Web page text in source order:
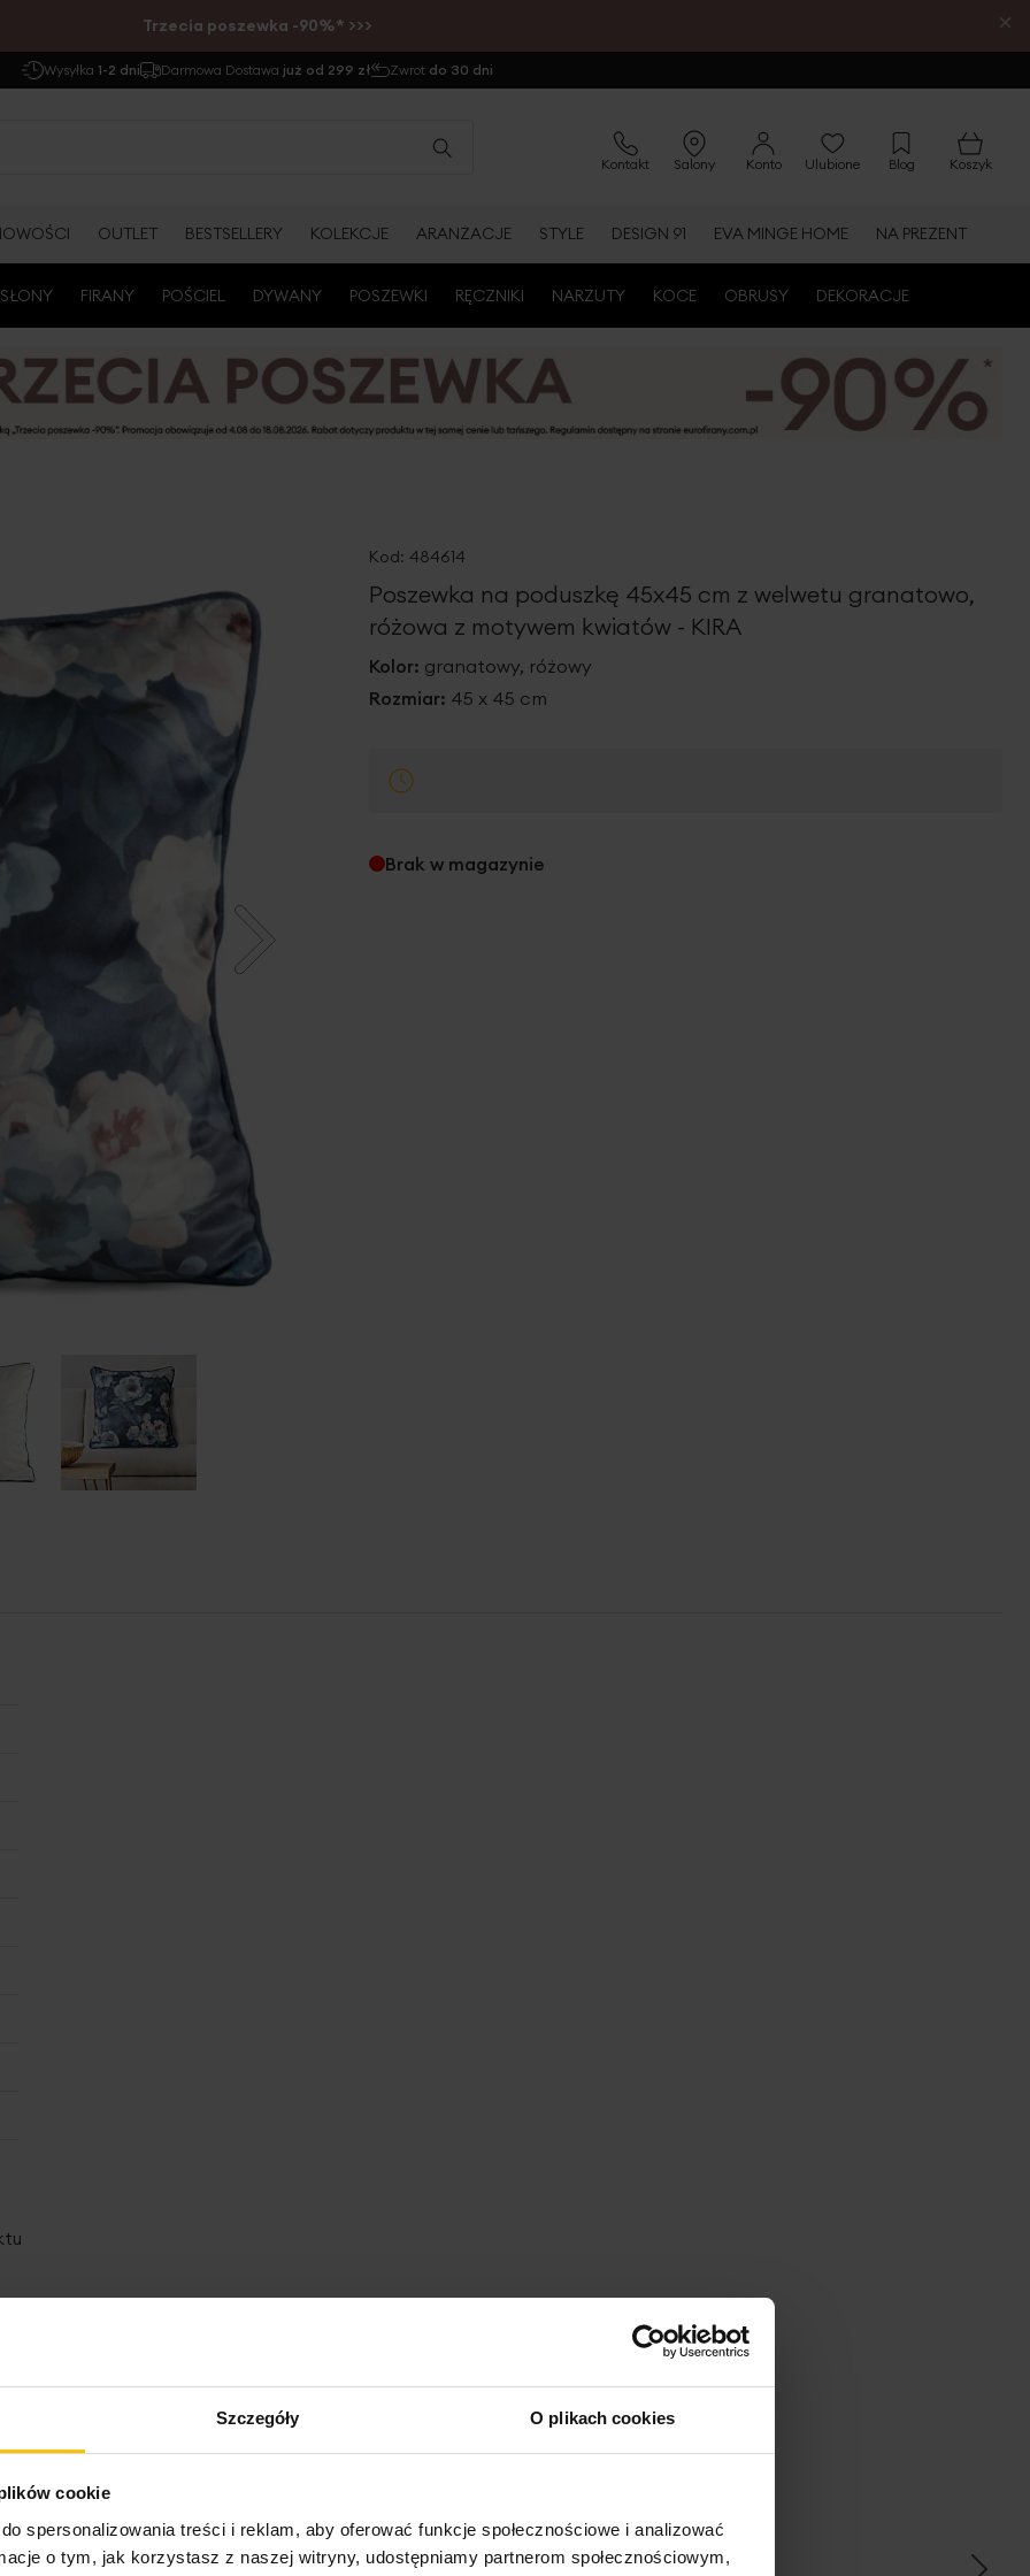
Szczegóły O plikach cookies
cookie
spersonalizowania treści i reklam, aby oferować funkcje społecznościowe i analizować
o tym, jak korzystasz z naszej witryny, udostępniamy partnerom społecznościowym,
Trzecia poszewka -90%* >>> ×
Wysyłka 1-2 dni Darmowa Dostawa już od 299 zł Zwrot do 30 dni
Kontakt Salony Konto Ulubione Blog Koszyk
OUTLET BESTSELLERY KOLEKCJE ARANŻACJE STYLE DESIGN 91 EVA MINGE HOME NA PREZENT
FIRANY POŚCIEL DYWANY POSZEWKI RĘCZNIKI NARZUTY KOCE OBRUSY DEKORACJE
Kod: 484614
Poszewka na poduszkę 45x45 cm z welwetu granatowo,
różowa z motywem kwiatów - KIRA
Kolor: granatowy, różowy
Rozmiar: 45 x 45 cm
Brak w magazynie
może Cię zainteresować